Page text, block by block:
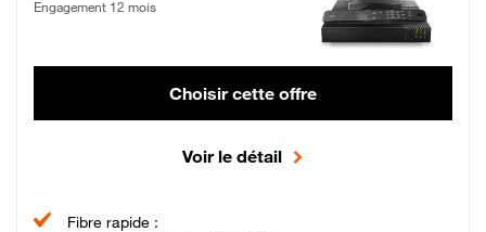
Engagement 12 mois
Choisir cette offre
Voir le détail
Fibre rapide :